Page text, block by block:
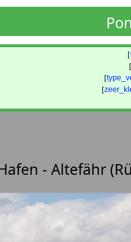
[
[
[
[
- Altefähr